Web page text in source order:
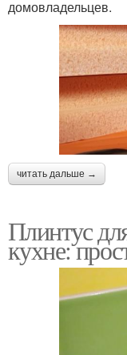
домовладельцев.
читать дальше →
Плинтус
кухне: